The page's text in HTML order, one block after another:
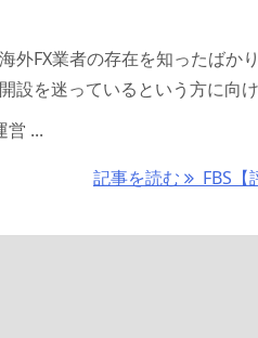
外FX業者の存在を知ったばかり
設を迷っているという方に向け
営 ...
記事を読む
FBS【